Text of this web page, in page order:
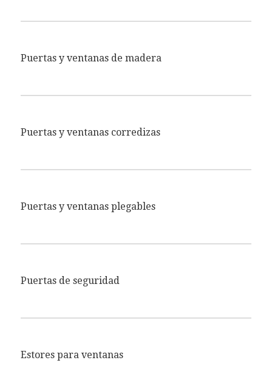
Puertas y ventanas de madera
Puertas y ventanas corredizas
Puertas y ventanas plegables
Puertas de seguridad
Estores para ventanas